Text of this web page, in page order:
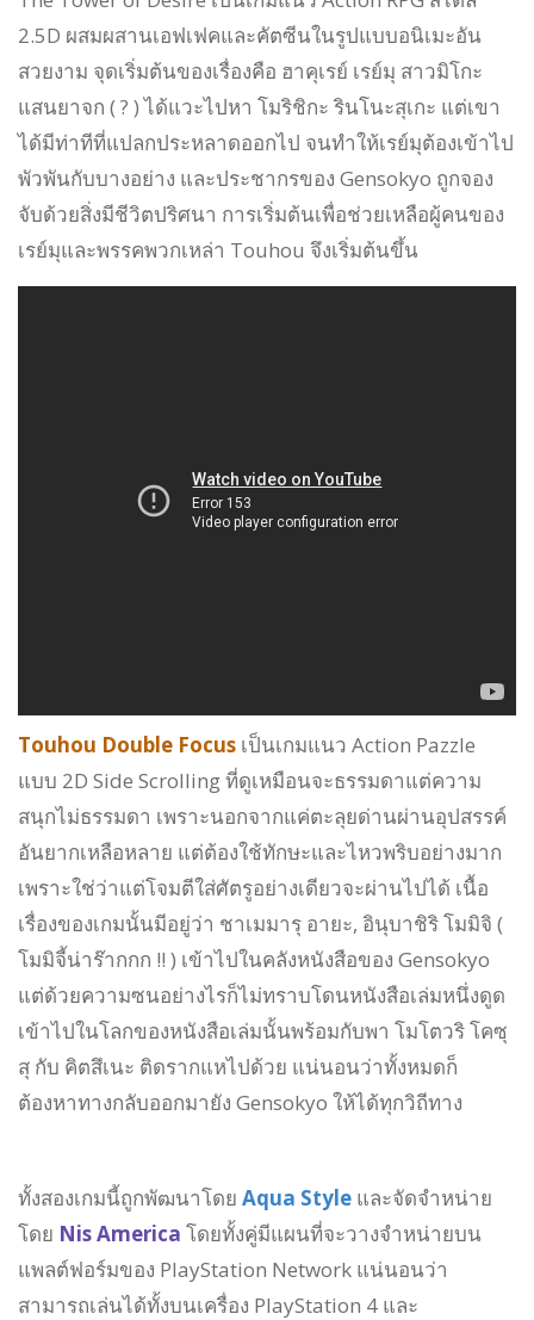
2.5D ผสมผสานเอฟเฟคและคัตซีนในรูปแบบอนิเมะอัน
สวยงาม จุดเริ่มต้นของเรื่องคือ ฮาคุเรย์ เรย์มุ สาวมิโกะ
แสนยาจก ( ? ) ได้แวะไปหา โมริชิกะ รินโนะสุเกะ แต่เขา
ได้มีท่าทีที่แปลกประหลาดออกไป จนทำให้เรย์มุต้องเข้าไป
พัวพันกับบางอย่าง และประชากรของ Gensokyo ถูกจอง
จับด้วยสิ่งมีชีวิตปริศนา การเริ่มต้นเพื่อช่วยเหลือผู้คนของ
เรย์มุและพรรคพวกเหล่า Touhou จึงเริ่มต้นขึ้น
Touhou Double Focus เป็นเกมแนว Action Pazzle
แบบ 2D Side Scrolling ที่ดูเหมือนจะธรรมดาแต่ความ
สนุกไม่ธรรมดา เพราะนอกจากแค่ตะลุยด่านผ่านอุปสรรค์
อันยากเหลือหลาย แต่ต้องใช้ทักษะและไหวพริบอย่างมาก
เพราะใช่ว่าแต่โจมตีใส่ศัตรูอย่างเดียวจะผ่านไปได้ เนื้อ
เรื่องของเกมนั้นมีอยู่ว่า ชาเมมารุ อายะ, อินุบาชิริ โมมิจิ (
โมมิจี้น่าร๊ากกก !! ) เข้าไปในคลังหนังสือของ Gensokyo
แต่ด้วยความซนอย่างไรก็ไม่ทราบโดนหนังสือเล่มหนึ่งดูด
เข้าไปในโลกของหนังสือเล่มนั้นพร้อมกับพา โมโตวริ โคซุ
สุ กับ คิตสึเนะ ติดรากแหไปด้วย แน่นอนว่าทั้งหมดก็
ต้องหาทางกลับออกมายัง Gensokyo ให้ได้ทุกวิถีทาง
ทั้งสองเกมนี้ถูกพัฒนาโดย Aqua Style และจัดจำหน่าย
โดย Nis America โดยทั้งคู่มีแผนที่จะวางจำหน่ายบน
แพลต์ฟอร์มของ PlayStation Network แน่นอนว่า
สามารถเล่นได้ทั้งบนเครื่อง PlayStation 4 และ